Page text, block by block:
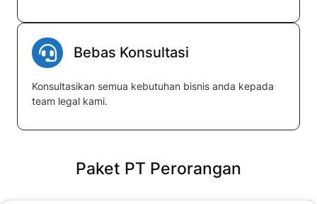
Bebas Konsultasi
Konsultasikan semua kebutuhan bisnis anda kepada
team legal kami.
Paket PT Perorangan